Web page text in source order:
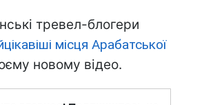
тревел-блогери
місця Арабатської
новому відео.